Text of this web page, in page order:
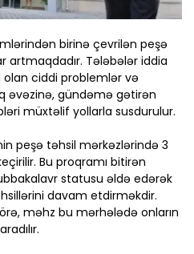
birinə çevrilən peşə
artmaqdadır. Tələbələr iddia
ciddi problemlər və
əvəzinə, gündəmə gətirən
müxtəlif yollarla susdurulur.
peşə təhsil mərkəzlərində 3
Bu proqramı bitirən
statusu əldə edərək
davam etdirməkdir.
məhz bu mərhələdə onların